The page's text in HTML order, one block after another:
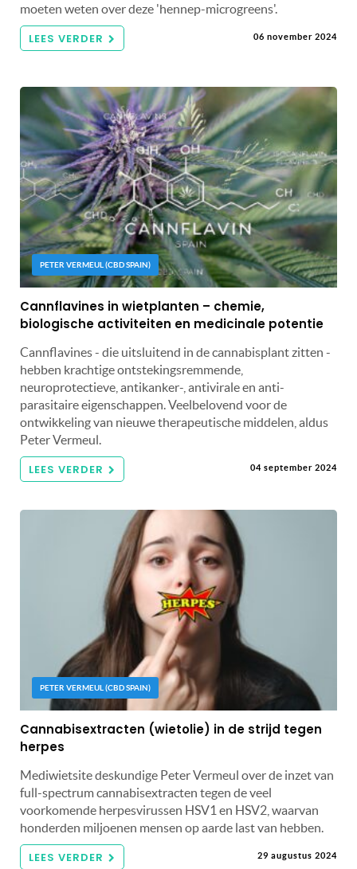
moeten weten over deze 'hennep-microgreens'.
LEES VERDER 06 november 2024
PETER VERMEUL (CBD SPAIN)
Cannflavines in wietplanten – chemie,
biologische activiteiten en medicinale potentie
Cannflavines - die uitsluitend in de cannabisplant zitten -
hebben krachtige ontstekingsremmende,
neuroprotectieve, antikanker-, antivirale en anti-
parasitaire eigenschappen. Veelbelovend voor de
ontwikkeling van nieuwe therapeutische middelen, aldus
Peter Vermeul.
LEES VERDER 04 september 2024
PETER VERMEUL (CBD SPAIN)
Cannabisextracten (wietolie) in de strijd tegen
herpes
Mediwietsite deskundige Peter Vermeul over de inzet van
full-spectrum cannabisextracten tegen de veel
voorkomende herpesvirussen HSV1 en HSV2, waarvan
honderden miljoenen mensen op aarde last van hebben.
LEES VERDER 29 augustus 2024